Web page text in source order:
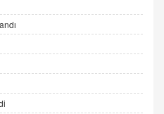
Yüzüne Vurulan Şamar:
"Beraber Yürüyoruz"